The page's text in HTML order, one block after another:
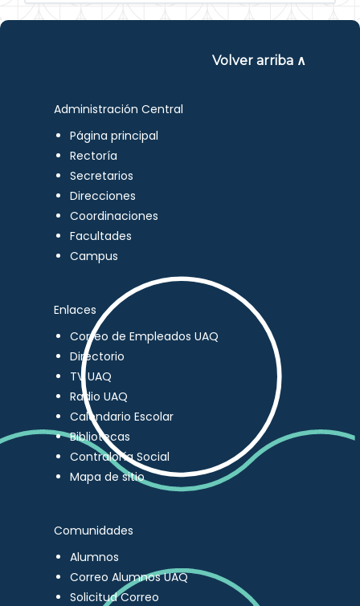
Volver arriba ∧
Administración Central
Página principal
Rectoría
Secretarios
Direcciones
Coordinaciones
Facultades
Campus
Enlaces
Correo de Empleados UAQ
Directorio
TV UAQ
Radio UAQ
Calendario Escolar
Bibliotecas
Contraloría Social
Mapa de sitio
Comunidades
Alumnos
Correo Alumnos UAQ
Solicitud Correo